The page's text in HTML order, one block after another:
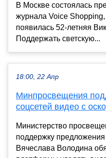
В Москве состоялась
журнала Voice Shopping,
появилась 52-летняя
Поддержать светскую...
18:00, 22 Апр
Минпросвещения
соцсетей видео с
Министерство
поддержку
Вячеслава Володина